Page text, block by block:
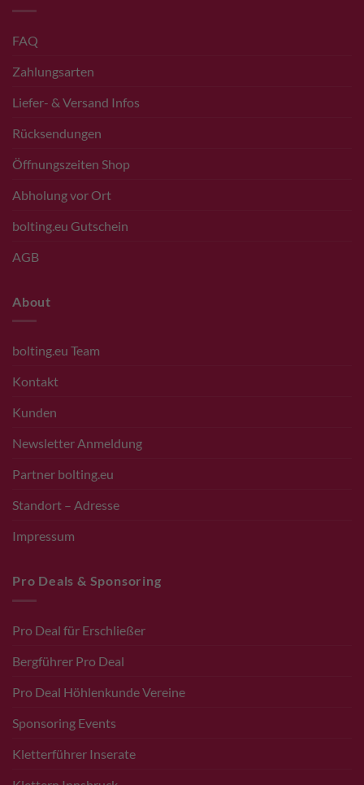
FAQ
Zahlungsarten
Liefer- & Versand Infos
Rücksendungen
Öffnungszeiten Shop
Abholung vor Ort
bolting.eu Gutschein
AGB
About
bolting.eu Team
Kontakt
Kunden
Newsletter Anmeldung
Partner bolting.eu
Standort – Adresse
Impressum
Pro Deals & Sponsoring
Pro Deal für Erschließer
Bergführer Pro Deal
Pro Deal Höhlenkunde Vereine
Sponsoring Events
Kletterführer Inserate